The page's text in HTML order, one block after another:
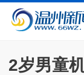
2岁男童